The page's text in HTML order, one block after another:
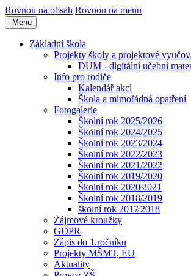
Rovnou na obsah Rovnou na menu
Menu
Základní škola
Projekty školy a projektové
DUM - digitální učební
Info pro rodiče
Kalendář akcí
Škola a mimořádná opatření
Fotogalerie
Školní rok 2025/2026
Školní rok 2024/2025
Školní rok 2023/2024
Školní rok 2022/2023
Školní rok 2021/2022
Školní rok 2019/2020
Školní rok 2020⁄2021
Školní rok 2018/2019
školní rok 2017⁄2018
Zájmové kroužky
GDPR
Zápis do 1.ročníku
Projekty MŠMT, EU
Aktuality